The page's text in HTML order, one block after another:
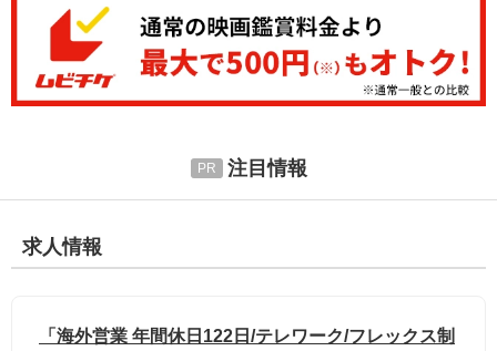
注目情報
求人情報
「海外営業 年間休日122日/テレワーク/フレックス制